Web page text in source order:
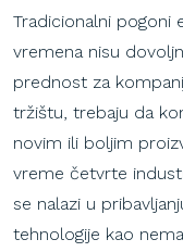
Tradicionalni pogoni
vremena nisu
prednost za
tržištu, trebaju da
novim ili boljim
vreme četvrte
se nalazi u
tehnologije kao